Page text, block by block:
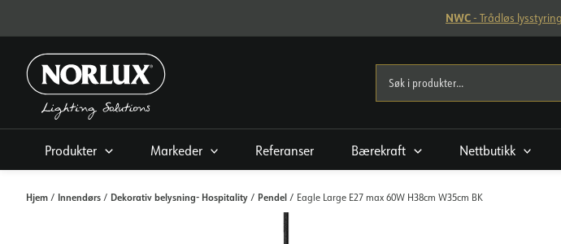
innholdet
NWC- Trådløs
Produkter Markeder Referanser Bærekraft Nettbutikk
Hjem / Innendørs / Dekorativ belysning- Hospitality / Pendel / Eagle Large E27 max 60W H38cm W35cm BK